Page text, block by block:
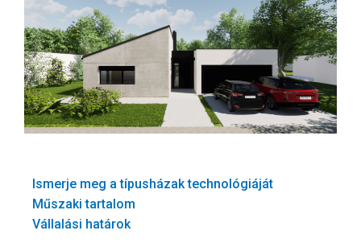
Ismerje meg a típusházak technológiáját
Műszaki tartalom
Vállalási határok